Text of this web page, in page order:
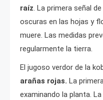
raíz. La primera señal
oscuras en las hojas y
muere. Las medidas
regularmente la tierra.
El jugoso verdor de la
arañas rojas. La
examinando la planta.